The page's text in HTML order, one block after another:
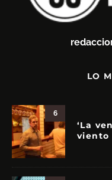
LO
6
‘La
viento